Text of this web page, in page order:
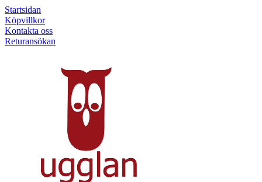
Startsidan
Köpvillkor
Kontakta oss
Returansökan